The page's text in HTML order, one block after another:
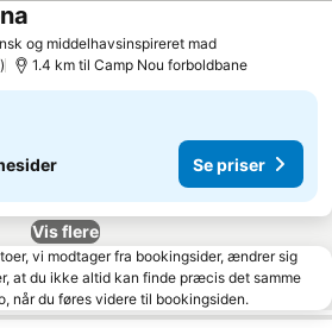
og middelhavsinspireret mad
1.4 km til Camp Nou forboldbane
Se priser
Vis flere
vi modtager fra bookingsider, ændrer sig
at du ikke altid kan finde præcis det samme
når du føres videre til bookingsiden.